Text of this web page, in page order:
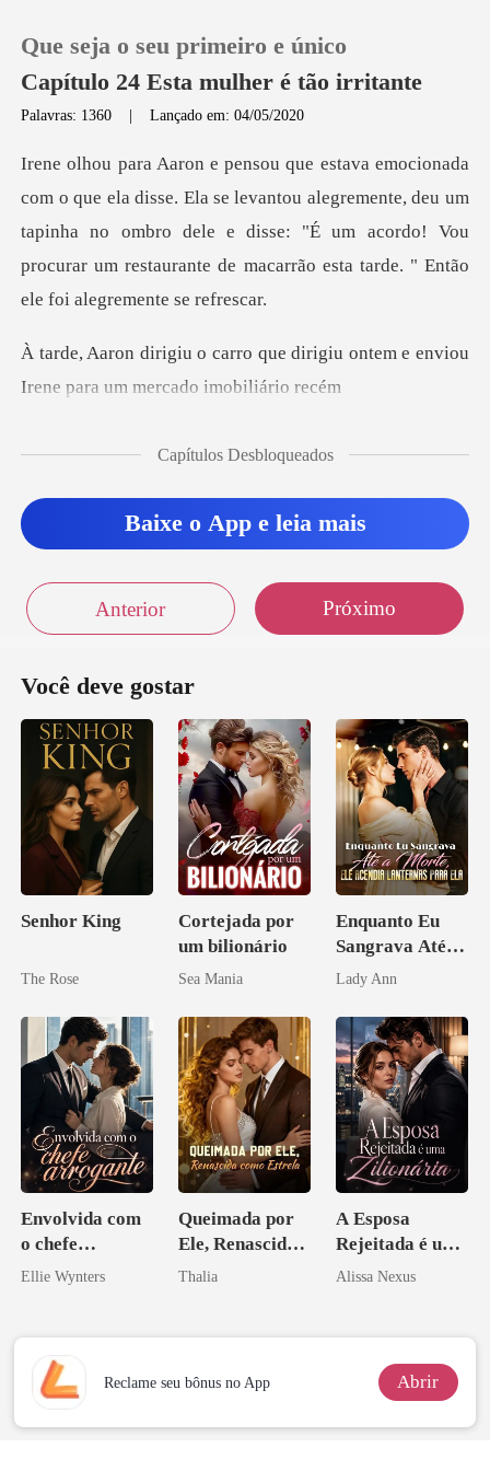
0
Sair
Que seja o seu primeiro e único
Capítulo 24 Esta mulher é tão irritante
Palavras: 1360 |Lançado em: 04/05/2020
evantou alegremente, deu um
tapinha no ombro dele e disse: "É um acordo! Vou
procur
ue dirigiu ontem e enviou
Irene
Capítulos Desbloqueados
Baixe o App e leia mais
Anterior Próximo
Você deve gostar
Senhor King
The Rose
Cortejada por
um bilionário
Sea Mania
Enquanto Eu
Sangrava Até a
Morte, Ele
Lanternas Para
Ela
Lady Ann
Envolvida com
o chefe
arrogante
Ellie Wynters
Queimada por
Ele, Renascida
como Estrela
Thalia
A Esposa
Rejeitada é uma
Zilionária
Alissa Nexus
Reclame seu bônus no App Abrir